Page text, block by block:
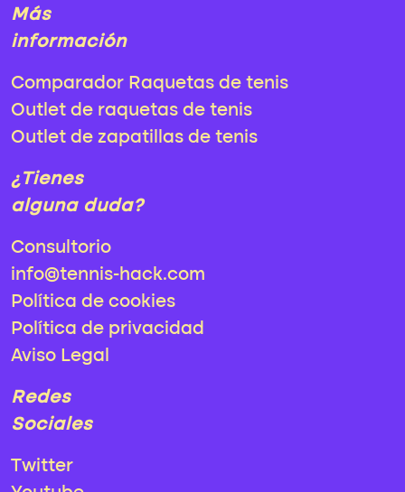
Más
información
Comparador Raquetas de tenis
Outlet de raquetas de tenis
Outlet de zapatillas de tenis
¿Tienes
alguna duda?
Consultorio
info@tennis-hack.com
Política de cookies
Política de privacidad
Aviso Legal
Redes
Sociales
Twitter